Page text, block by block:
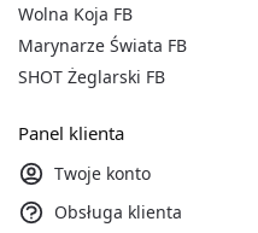
Wolna Koja FB
Marynarze Świata FB
SHOT Żeglarski FB
Panel klienta
Twoje konto
Obsługa klienta